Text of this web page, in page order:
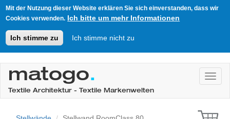
Mit der Nutzung dieser Website erklären Sie sich einverstanden, dass wir
Cookies verwenden. Ich bitte um mehr Informationen
Ich stimme zu Ich stimme nicht zu
matogo.
Textile Architektur - Textile Markenwelten